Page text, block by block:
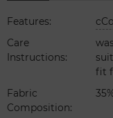
Features:
Care
Instructions:
fit
Fabric
Composition: